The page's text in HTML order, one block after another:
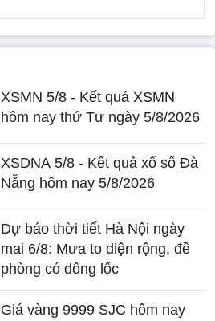
XSMN 5/8 - Kết quả XSMN
hôm nay thứ Tư ngày 5/8/2026
XSDNA 5/8 - Kết quả xổ số Đà
Nẵng hôm nay 5/8/2026
Dự báo thời tiết Hà Nội ngày
mai 6/8: Mưa to diện rộng, đề
phòng có dông lốc
Giá vàng 9999 SJC hôm nay